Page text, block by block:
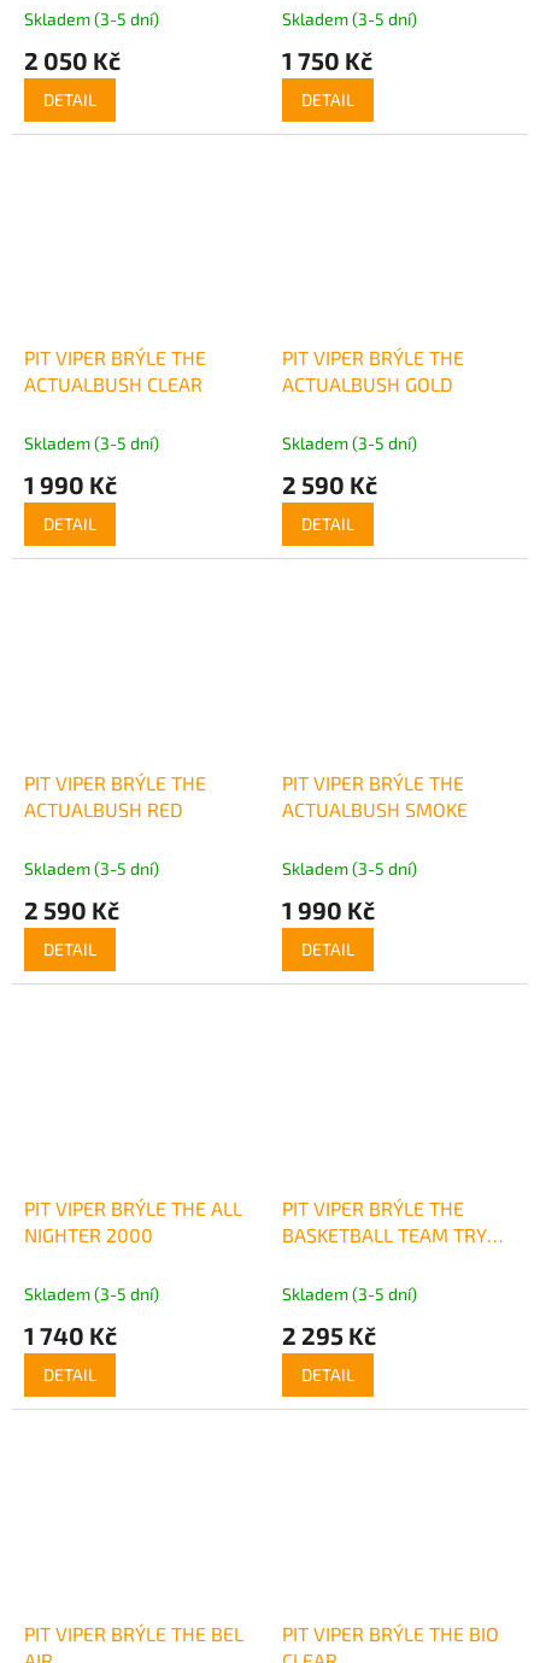
Skladem (3-5 dní)
2 050 Kč
DETAIL
Skladem (3-5 dní)
1 750 Kč
DETAIL
PIT VIPER BRÝLE THE
ACTUALBUSH CLEAR
Skladem (3-5 dní)
1 990 Kč
DETAIL
PIT VIPER BRÝLE THE
ACTUALBUSH GOLD
Skladem (3-5 dní)
2 590 Kč
DETAIL
PIT VIPER BRÝLE THE
ACTUALBUSH RED
Skladem (3-5 dní)
2 590 Kč
DETAIL
PIT VIPER BRÝLE THE
ACTUALBUSH SMOKE
Skladem (3-5 dní)
1 990 Kč
DETAIL
PIT VIPER BRÝLE THE ALL
NIGHTER 2000
Skladem (3-5 dní)
1 740 Kč
DETAIL
PIT VIPER BRÝLE THE
BASKETBALL TEAM TRY
Skladem (3-5 dní)
2 295 Kč
DETAIL
PIT VIPER BRÝLE THE BEL
PIT VIPER BRÝLE THE BIO